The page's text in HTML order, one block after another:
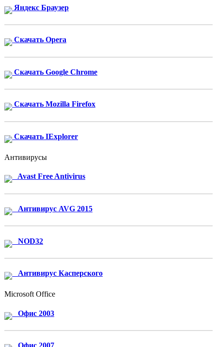
Яндекс Браузер
Скачать Opera
Скачать Google Chrome
Скачать Mozilla Firefox
Скачать IExplorer
Антивирусы
Avast Free Antivirus
Антивирус AVG 2015
NOD32
Антивирус Касперского
Microsoft Office
Офис 2003